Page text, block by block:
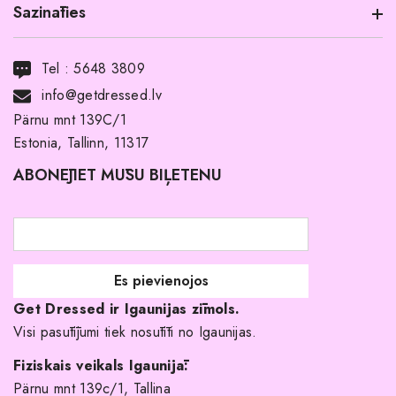
Informācija par produktu
Noma ar pirkuma tiesībām
Par mums
Pirkuma noteikumi un nosacījumi
Atgriešanas politika
Līgavas družiņu kleitas
Veikali
Kāpēc izvēlēties mūs?
Sazināties
Tel :5648 3809
info@getdressed.lv
Pärnu mnt 139C/1
Estonia, Tallinn, 11317
ABONĒJIET MŪSU BIĻETENU
Get Dressed ir Igaunijas zīmols.
Visi pasūtījumi tiek nosūtīti no Igaunijas.
Fiziskais veikals Igaunijā:
Pärnu mnt 139c/1, Tallina